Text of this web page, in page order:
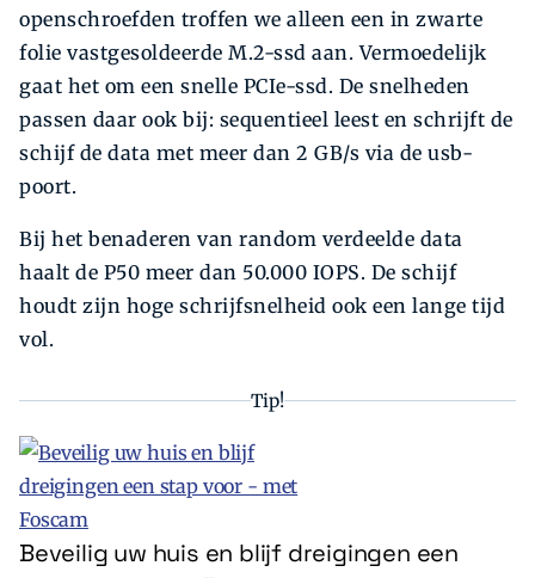
openschroefden troffen we alleen een in zwarte
folie vast­gesoldeerde M.2-ssd aan. Vermoedelijk
gaat het om een snelle PCIe-ssd. De snelheden
passen daar ook bij: sequentieel leest en schrijft de
schijf de data met meer dan 2 GB/s via de usb-
poort.
Bij het benaderen van random verdeelde data
haalt de P50 meer dan 50.000 IOPS. De schijf
houdt zijn hoge schrijfsnelheid ook een lange tijd
vol.
Tip!
Beveilig uw huis en blijf dreigingen een